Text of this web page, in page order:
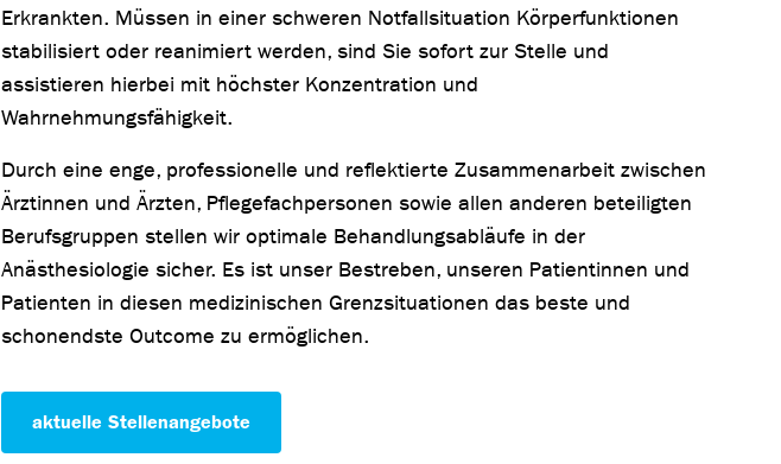
Erkrankten. Müssen in einer schweren Notfallsituation Körperfunktionen
stabilisiert oder reanimiert werden, sind Sie sofort zur Stelle und
assistieren hierbei mit höchster Konzentration und
Wahrnehmungsfähigkeit.
Durch eine enge, professionelle und reflektierte Zusammenarbeit zwischen
Ärztinnen und Ärzten, Pflegefachpersonen sowie allen anderen beteiligten
Berufsgruppen stellen wir optimale Behandlungsabläufe in der
Anästhesiologie sicher. Es ist unser Bestreben, unseren Patientinnen und
Patienten in diesen medizinischen Grenzsituationen das beste und
schonendste Outcome zu ermöglichen.
aktuelle Stellenangebote